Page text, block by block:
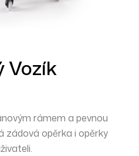
Vozík
rámem a pevnou
zádová opěrka i opěrky